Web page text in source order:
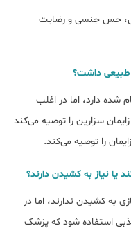
حس جنسی و رضایت
طبیعی داشت؟
‌شده دارد، اما در اغلب
سزارین را توصیه می‌‌کند
را توصیه می‌کند.
یا نیاز به کشیدن دارند؟
به کشیدن ندارند، اما در
استفاده شود که پزشک